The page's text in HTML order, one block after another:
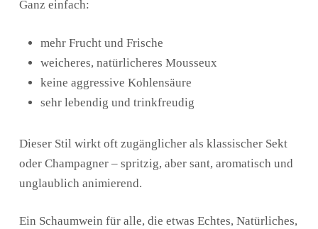
Ganz einfach:
mehr Frucht und Frische
weicheres, natürlicheres Mousseux
keine aggressive Kohlensäure
sehr lebendig und trinkfreudig
Dieser Stil wirkt oft zugänglicher als klassischer Sekt
oder Champagner – spritzig, aber sant, aromatisch und
unglaublich animierend.
Ein Schaumwein für alle, die etwas Echtes, Natürliches,